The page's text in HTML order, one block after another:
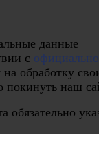
данные
с
обработку
покинуть наш
обязательно